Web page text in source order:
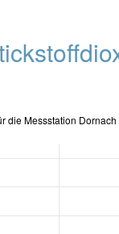
die Messstation